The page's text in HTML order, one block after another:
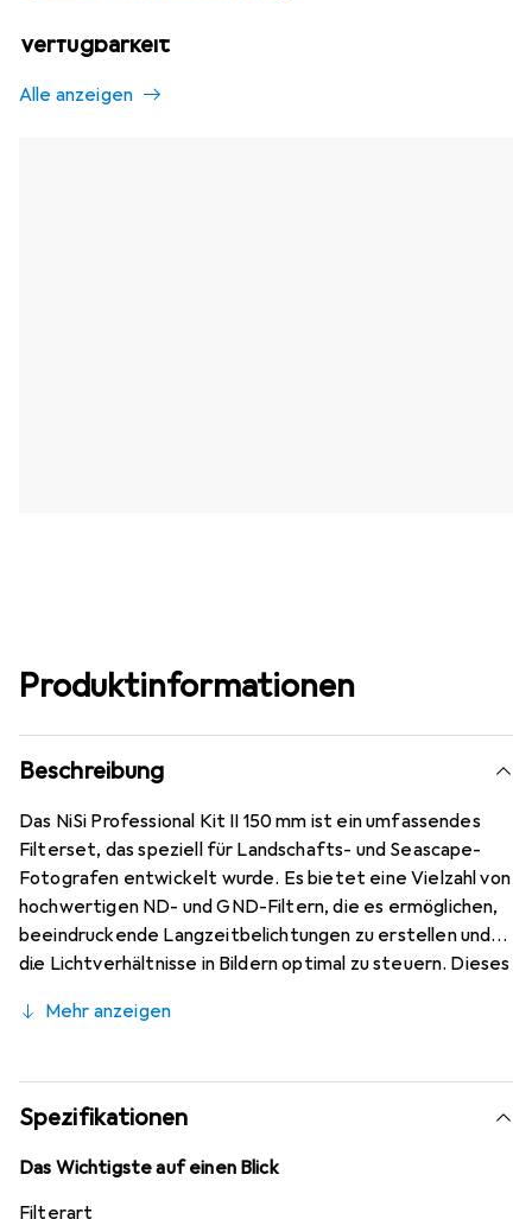
Verfügbarkeit
Alle anzeigen
Produktinformationen
Beschreibung
Das NiSi Professional Kit II 150 mm ist ein umfassendes
Filterset, das speziell für Landschafts- und Seascape-
Fotografen entwickelt wurde. Es bietet eine Vielzahl von
hochwertigen ND- und GND-Filtern, die es ermöglichen,
beeindruckende Langzeitbelichtungen zu erstellen und
die Lichtverhältnisse in Bildern optimal zu steuern. Dieses
der S5 und Q 150 mm Systeme, kompatibel. Die
bestimmte Bereiche eines Bildes abdunkeln, während
andere Bereiche unverändert bleiben. Mit diesem Set
können Fotografierende ihre Kreativität entfalten und
die Bildqualität erheblich verbessern. Das Kit wird zudem
Mehr anzeigen
Spezifikationen
Das Wichtigste auf einen Blick
Filterart